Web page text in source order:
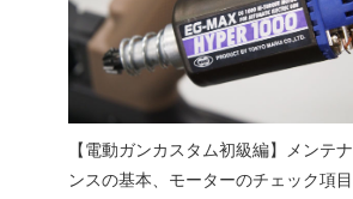
【電動ガンカスタム初級編】メンテナ
ンスの基本、モーターのチェック項目